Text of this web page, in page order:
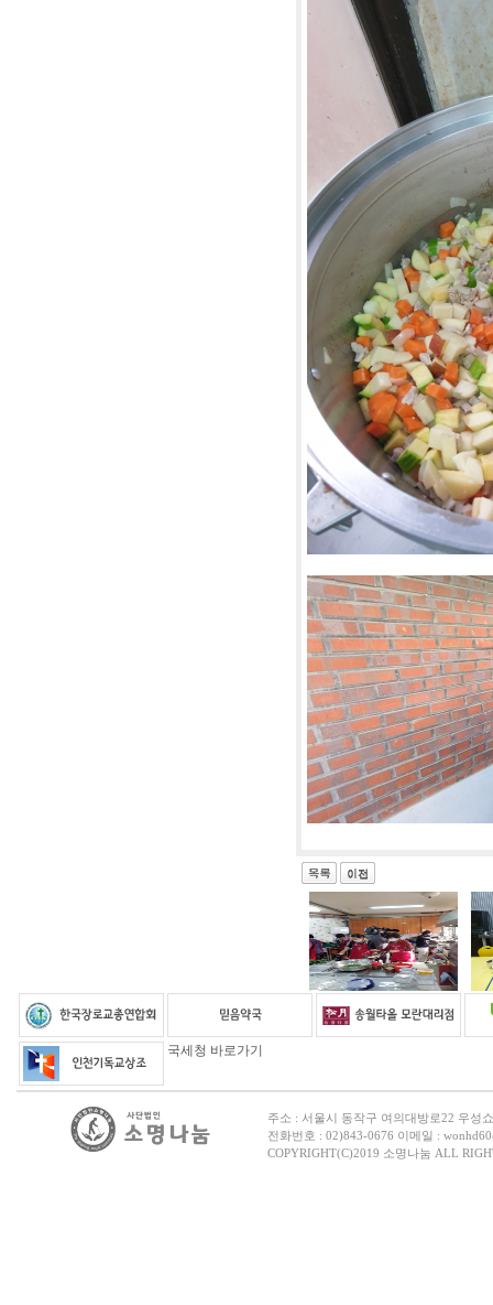
국세청 바로가기
주소 : 서울시 동작구 여의대방로22 우성
전화번호 : 02)843-0676 이메일 :
COPYRIGHT(C)2019 소명나눔 ALL